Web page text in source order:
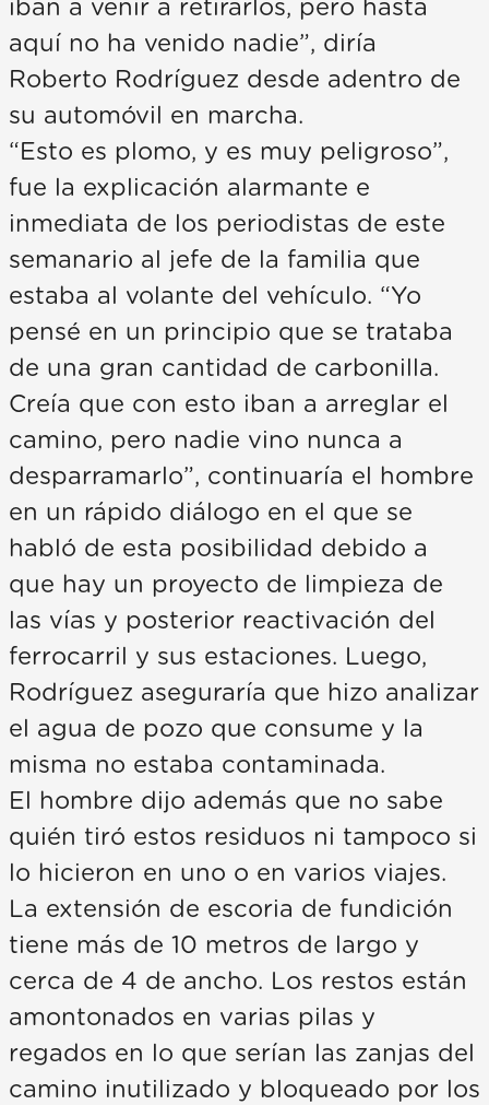
iban a venir a retirarlos, pero hasta
aquí no ha venido nadie”, diría
Roberto Rodríguez desde adentro de
su automóvil en marcha.
“Esto es plomo, y es muy peligroso”,
fue la explicación alarmante e
inmediata de los periodistas de este
semanario al jefe de la familia que
estaba al volante del vehículo. “Yo
pensé en un principio que se trataba
de una gran cantidad de carbonilla.
Creía que con esto iban a arreglar el
camino, pero nadie vino nunca a
desparramarlo”, continuaría el hombre
en un rápido diálogo en el que se
habló de esta posibilidad debido a
que hay un proyecto de limpieza de
las vías y posterior reactivación del
ferrocarril y sus estaciones. Luego,
Rodríguez aseguraría que hizo analizar
el agua de pozo que consume y la
misma no estaba contaminada.
El hombre dijo además que no sabe
quién tiró estos residuos ni tampoco si
lo hicieron en uno o en varios viajes.
La extensión de escoria de fundición
tiene más de 10 metros de largo y
cerca de 4 de ancho. Los restos están
amontonados en varias pilas y
regados en lo que serían las zanjas del
camino inutilizado y bloqueado por los